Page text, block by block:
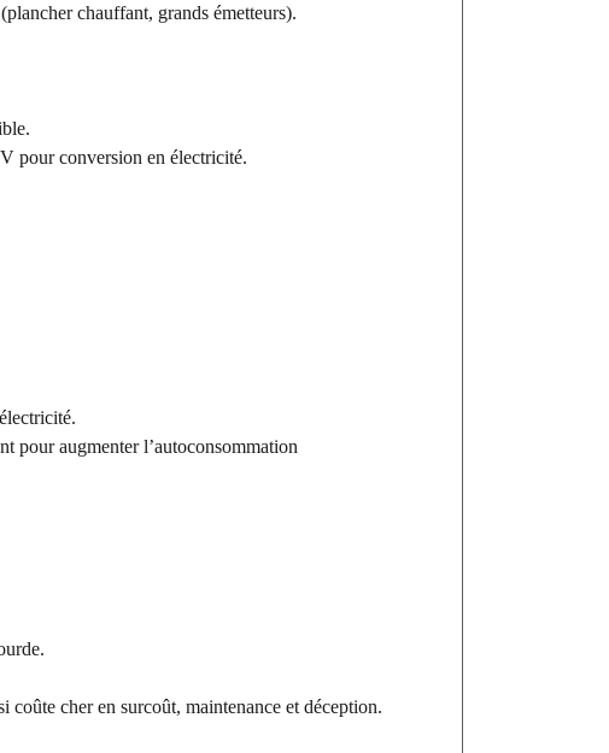
chauffant, grands émetteurs).
pour conversion en électricité.
pour augmenter l’autoconsommation
coûte cher en surcoût, maintenance et déception.